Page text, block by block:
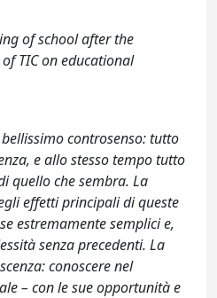
of school after the
TIC on educational
controsenso: tutto
e allo stesso tempo tutto
quello che sembra. La
effetti principali di queste
estremamente semplici e,
senza precedenti. La
conoscere nel
– con le sue opportunità e